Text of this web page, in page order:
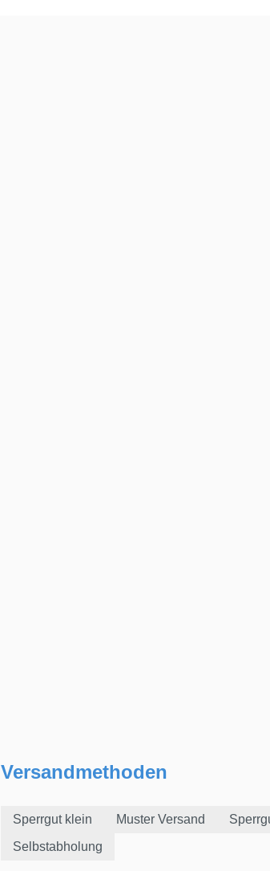
Versandmethoden
Sperrgut klein Muster Versand
Selbstabholung